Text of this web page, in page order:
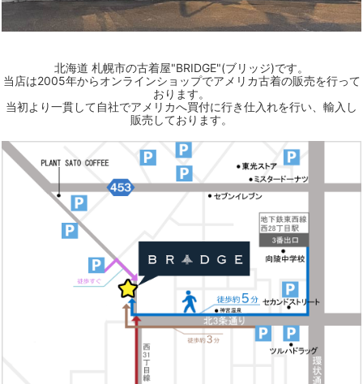
北海道 札幌市の古着屋"BRIDGE"(ブリッジ)です。
当店は2005年からオンラインショップでアメリカ古着の販売を行って
おります。
当初より一貫して自社でアメリカへ買付に行き仕入れを行い、輸入し
販売しております。